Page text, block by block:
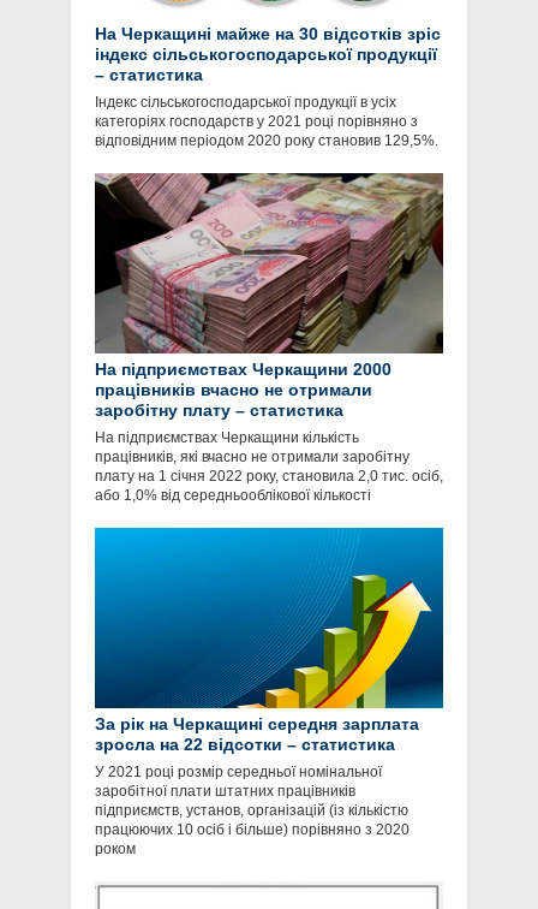
На Черкащині майже на 30 відсотків зріс
індекс сільськогосподарської продукції
– статистика
Індекс сільськогосподарської продукції в усіх
категоріях господарств у 2021 році порівняно з
відповідним періодом 2020 року становив 129,5%.
На підприємствах Черкащини 2000
працівників вчасно не отримали
заробітну плату – статистика
На підприємствах Черкащини кількість
працівників, які вчасно не отримали заробітну
плату на 1 січня 2022 року, становила 2,0 тис. осіб,
або 1,0% від середньооблікової кількості
За рік на Черкащині середня зарплата
зросла на 22 відсотки – статистика
У 2021 році розмір середньої номінальної
заробітної плати штатних працівників
підприємств, установ, організацій (із кількістю
працюючих 10 осіб і більше) порівняно з 2020
роком